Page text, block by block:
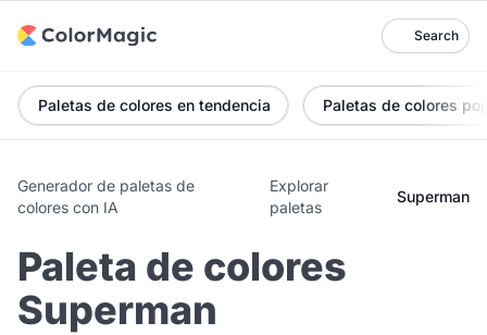
Search
Paletas de colores en tendencia Paletas de colores
Generador de paletas de
colores con IA
Explorar
paletas
Superman
Paleta de colores
Superman